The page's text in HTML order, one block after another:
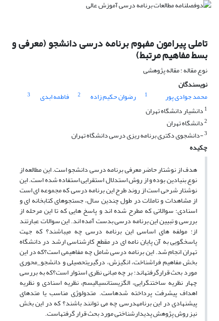
تاملی پیرامون مفهوم برنامه درسی دانشجو (معرفی و
بسط مفاهیم مرتبط)
نوع مقاله : مقاله پژوهشی
نویسندگان
محمد جوادی پور
1 رضوان حکیم زاده 2 فاطمه ابدی
3
1 دانشیار دانشگاه تهران
2دانشگاه تهران
3-دانشجوی دکتری برنامه ریزی درسی دانشگاه تهران
چکیده
هدف از نوشتار حاضر معرفی برنامه درسی دانشجو است. این مطالعه از
نوع بنیادین بوده و از روش استدلال استقرایی استفاده شده است. این
نوشتار شرحی است از روند طرح این برنامه درسی که مجموعه ای است
از مشاهدات و تاملات در طول چندین سال، جستجوهای کتابخانه ای و
اسنادی؛ سوالاتی که مطرح شده اند و پاسخ هایی که تا این مرحله از
بررسی و تبیین این برنامه درسی بدست آمده اند. این سوالات عبارتند
از: مولفه های اساسی این برنامه درسی چه میباشند؟ که جهت
پاسخگویی به آن پایان نامه ای در مقطع کارشناسی ارشد در دانشگاه
تهران انجام شد. این برنامه درسی شامل چه مفاهیمی است؟که در این
بخش مفاهیم فراشناخت، انگیزش، درگیری­تحصیلی و دانشجو_محوری
مورد بحث قرارگرفته­اند؛ بر چه مبانی نظری استوار است؟که به بررسی
چهار نظریه ساختنگرایی، الگزیستانسیالیسم، نظریه اسنادی و نظریه
اهداف پیشرفت پرداخته شده­است. متدولوژی مناسب یا متدهای
پیشنهادی در این برنامه­درسی چه می توانند باشند؟ که در این بخش
نیز روش پژوهش پدیدارشناختی مورد بحث قرار گرفته­است.